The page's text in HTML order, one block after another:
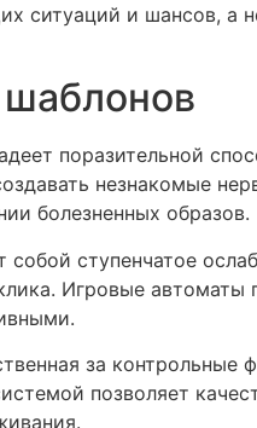
ситуаций и шансов, а
поразительной
незнакомые
болезненных образов.
ступенчатое
Игровые автоматы
за контрольные
позволяет